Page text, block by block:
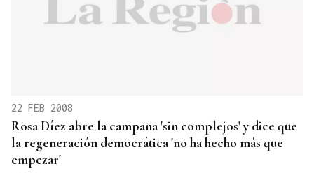
22 FEB 2008
Rosa Díez abre la campaña 'sin complejos' y dice que
la regeneración democrática 'no ha hecho más que
empezar'